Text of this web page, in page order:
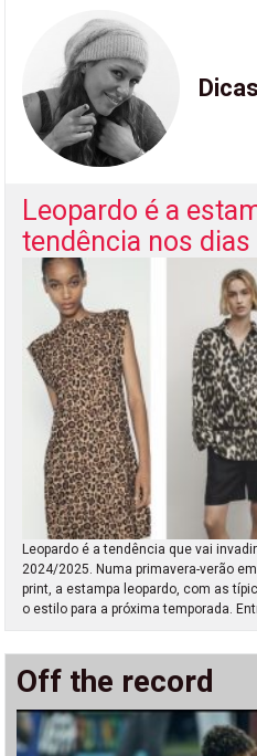
Leopardo é a
tendência nos
Leopardo é a tendência que vai
2024/2025. Numa primavera-verão
print, a estampa leopardo, com as
o estilo para a próxima temporada.
Off the record